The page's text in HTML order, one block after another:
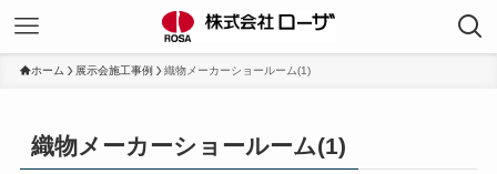
ホーム 展示会施工事例 織物メーカーショールーム(1)
織物メーカーショールーム(1)